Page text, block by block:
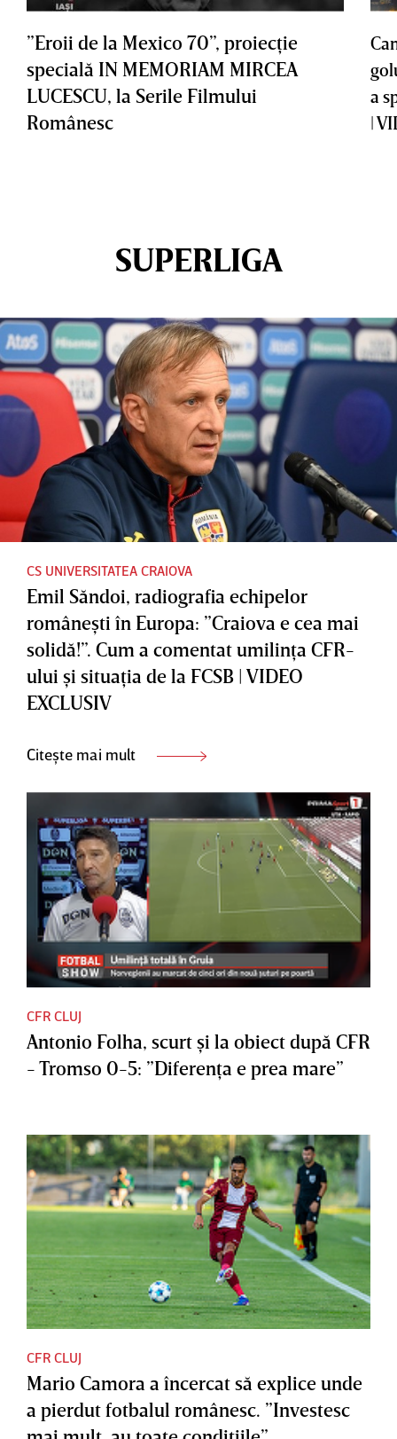
”Eroii de la Mexico 70”, proiecţie
specială IN MEMORIAM MIRCEA
LUCESCU, la Serile Filmului
Românesc
a
|
SUPERLIGA
CS UNIVERSITATEA CRAIOVA
Emil Săndoi, radiografia echipelor
româneşti în Europa: ”Craiova e cea mai
solidă!”. Cum a comentat umilinţa CFR-
ului şi situaţia de la FCSB | VIDEO
EXCLUSIV
Citește mai mult
CFR CLUJ
Antonio Folha, scurt şi la obiect după CFR
- Tromso 0-5: ”Diferenţa e prea mare”
CFR CLUJ
Mario Camora a încercat să explice unde
a pierdut fotbalul românesc. ”Investesc